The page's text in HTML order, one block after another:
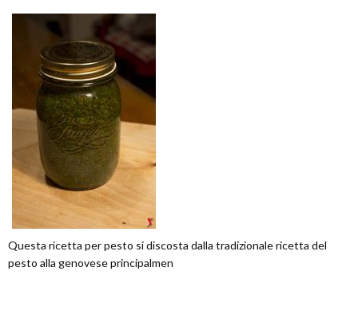
Questa ricetta per pesto si discosta dalla tradizionale ricetta del
pesto alla genovese principalmen